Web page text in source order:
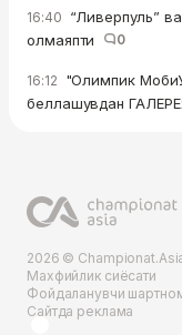
16:40 “Ливерпуль”
олмаяпти
0
16:12 "Олимпик
беллашувдан
2026 ©
Махфийлик сиёсати
Фойдаланувчи
Сайтда реклама